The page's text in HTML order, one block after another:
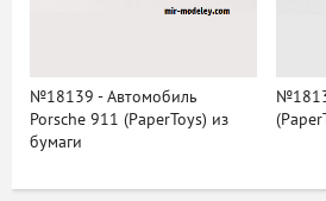
№18139 - Автомобиль
Porsche 911 (PaperToys) из
бумаги